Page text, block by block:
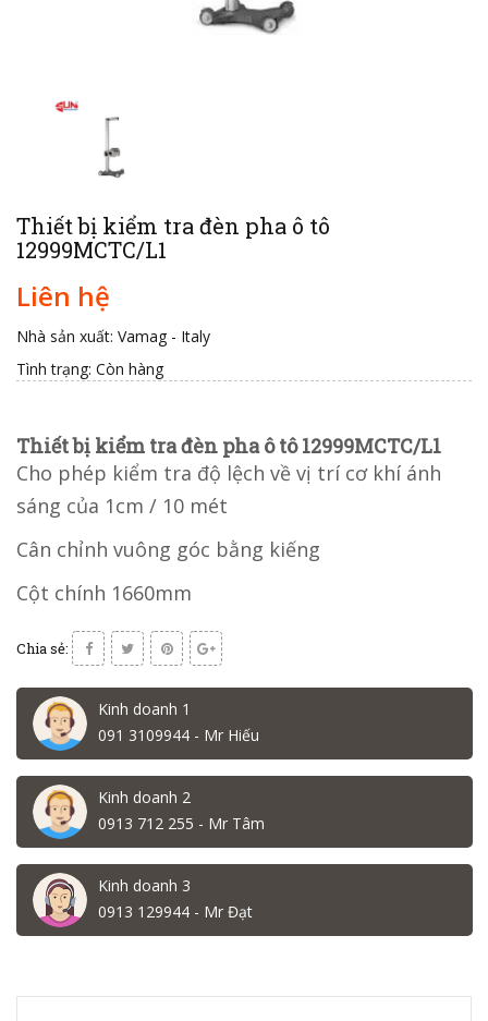
Thiết bị kiểm tra đèn pha ô tô
12999MCTC/L1
Liên hệ
Nhà sản xuất: Vamag - Italy
Tình trạng: Còn hàng
Thiết bị kiểm tra đèn pha ô tô 12999MCTC/L1
Cho phép kiểm tra độ lệch về vị trí cơ khí ánh
sáng của 1cm / 10 mét
Cân chỉnh vuông góc bằng kiếng
Cột chính 1660mm
Chia sẻ:
Kinh doanh 1
091 3109944 - Mr Hiếu
Kinh doanh 2
0913 712 255 - Mr Tâm
Kinh doanh 3
0913 129944 - Mr Đạt